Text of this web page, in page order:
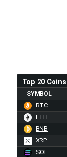
Top 20 Coins
SYMBOL
BTC
ETH
BNB
XRP
SOL